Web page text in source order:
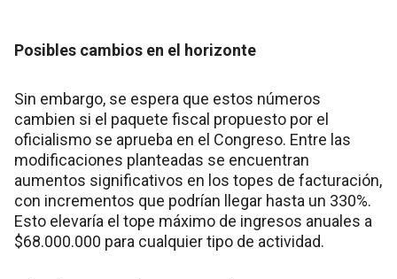
Posibles cambios en el horizonte
Sin embargo, se espera que estos números
cambien si el paquete fiscal propuesto por el
oficialismo se aprueba en el Congreso. Entre las
modificaciones planteadas se encuentran
aumentos significativos en los topes de facturación,
con incrementos que podrían llegar hasta un 330%.
Esto elevaría el tope máximo de ingresos anuales a
$68.000.000 para cualquier tipo de actividad.